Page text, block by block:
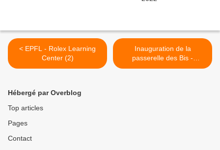
< EPFL - Rolex Learning
Center (2)
Inauguration de la
passerelle des Bis -
Lully/Perly >
Hébergé par Overblog
Top articles
Pages
Contact